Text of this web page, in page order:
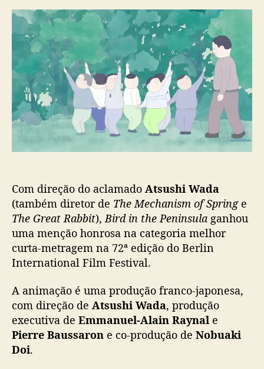
r
d
o
p
s
t
d
e
p
b
l
i
a
ç
ã
o
B
i
d
i
n
t
e
P
e
n
s
u
l
a
’
A
t
s
u
Com direção do aclamado Atsushi Wada
(também diretor de The Mechanism of Springe
The Great Rabbit),Bird in the Peninsula ganhou
uma menção honrosa na categoria melhor
curta-metragem na 72ª edição do Berlin
International Film Festival.
A animação é uma produção franco-japonesa,
com direção de Atsushi Wada, produção
executiva de Emmanuel-Alain Raynal e
Pierre Baussaron e co-produção de Nobuaki
Doi.